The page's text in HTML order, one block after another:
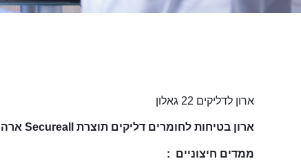
ארון לדליקים 22 גאלון
ארון בטיחות לחומרים דליקים תוצרת Secureall ארה"ב
ממדים חיצוניים :